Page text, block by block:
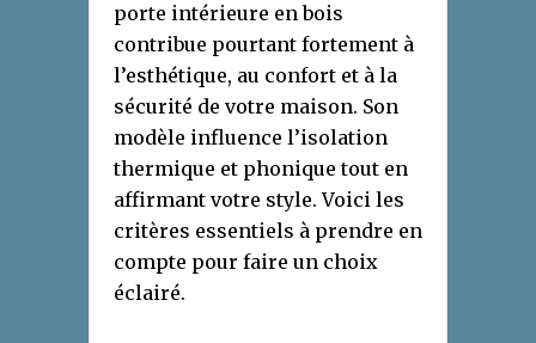
porte intérieure en bois
contribue pourtant fortement à
l’esthétique, au confort et à la
sécurité de votre maison. Son
modèle influence l’isolation
thermique et phonique tout en
affirmant votre style. Voici les
critères essentiels à prendre en
compte pour faire un choix
éclairé.